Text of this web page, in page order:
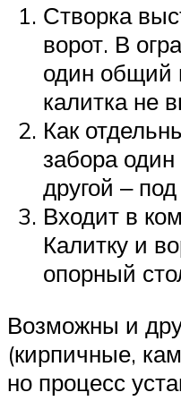
Створка
ворот. В
один общий
калитка не
Как
забора
другой ‒
Входит в
Калитку и
опорный
Возможны и
(кирпичные,
но процесс